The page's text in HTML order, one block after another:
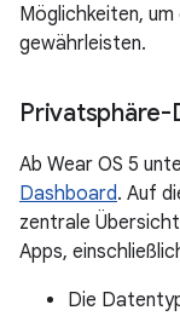
Möglichkeiten,
gewährleisten.
Privatsphäre-
Ab Wear OS 5
Dashboard. Auf
zentrale
Apps,
Die